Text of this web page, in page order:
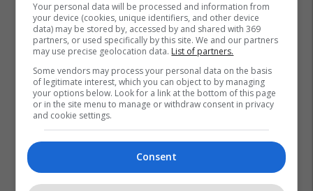
Your personal data will be processed and information from
your device (cookies, unique identifiers, and other device
data) may be stored by, accessed by and shared with 369
partners, or used specifically by this site. We and our partners
may use precise geolocation data. List of partners.
Some vendors may process your personal data on the basis
of legitimate interest, which you can object to by managing
your options below. Look for a link at the bottom of this page
or in the site menu to manage or withdraw consent in privacy
and cookie settings.
Consent